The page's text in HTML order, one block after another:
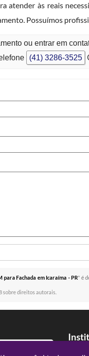
atender às reais
Possuímos
ou entrar em
(41) 3286-3525
para Fachada em Icaraíma - PR" é
sobre direitos autorais